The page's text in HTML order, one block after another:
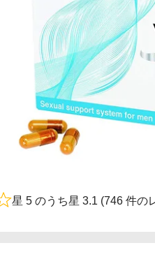
星 5 のうち星 3.1 (746 件の